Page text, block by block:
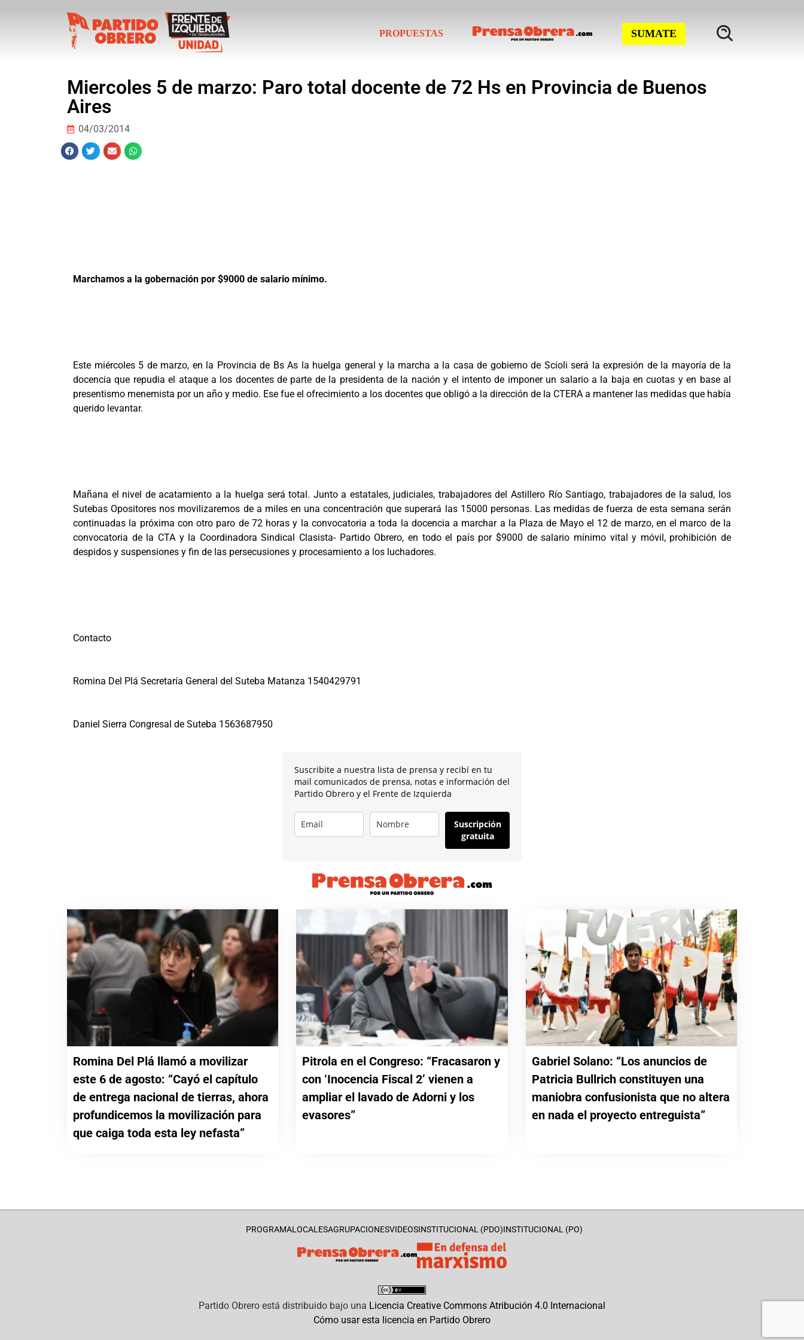
PROPUESTAS SUMATE
Miercoles 5 de marzo: Paro total docente de 72 Hs en Provincia de Buenos
Aires
04/03/2014
Marchamos a la gobernación por $9000 de salario mínimo.
Este miércoles 5 de marzo, en la Provincia de Bs As la huelga general y la marcha a la casa de gobierno de Scioli será la expresión de la mayoría de la
docencia que repudia el ataque a los docentes de parte de la presidenta de la nación y el intento de imponer un salario a la baja en cuotas y en base al
presentismo menemista por un año y medio. Ese fue el ofrecimiento a los docentes que obligó a la dirección de la CTERA a mantener las medidas que había
querido levantar.
Mañana el nivel de acatamiento a la huelga será total. Junto a estatales, judiciales, trabajadores del Astillero Río Santiago, trabajadores de la salud, los
Sutebas Opositores nos movilizaremos de a miles en una concentración que superará las 15000 personas. Las medidas de fuerza de esta semana serán
continuadas la próxima con otro paro de 72 horas y la convocatoria a toda la docencia a marchar a la Plaza de Mayo el 12 de marzo, en el marco de la
convocatoria de la CTA y la Coordinadora Sindical Clasista- Partido Obrero, en todo el país por $9000 de salario mínimo vital y móvil, prohibición de
despidos y suspensiones y fin de las persecusiones y procesamiento a los luchadores.
Contacto
Romina Del Plá Secretaría General del Suteba Matanza 1540429791
Daniel Sierra Congresal de Suteba 1563687950
Suscribite a nuestra lista de prensa y recibí en tu
mail comunicados de prensa, notas e información del
Partido Obrero y el Frente de Izquierda
Suscripción
gratuita
Romina Del Plá llamó a movilizar
este 6 de agosto: “Cayó el capítulo
de entrega nacional de tierras, ahora
profundicemos la movilización para
que caiga toda esta ley nefasta”
Pitrola en el Congreso: “Fracasaron y
con ‘Inocencia Fiscal 2’ vienen a
ampliar el lavado de Adorni y los
evasores”
Gabriel Solano: “Los anuncios de
Patricia Bullrich constituyen una
maniobra confusionista que no altera
en nada el proyecto entreguista”
PROGRAMALOCALESAGRUPACIONESVIDEOSINSTITUCIONAL (PDO)INSTITUCIONAL (PO)
Partido Obrero está distribuido bajo una Licencia Creative Commons Atribución 4.0 Internacional
Cómo usar esta licencia en Partido Obrero